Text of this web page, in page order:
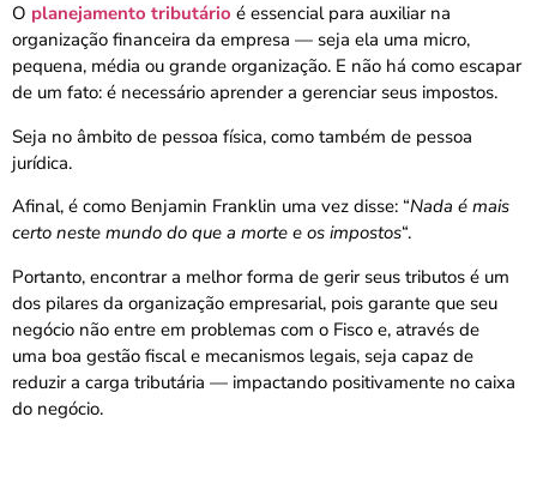
O planejamento tributário é essencial para auxiliar na
organização financeira da empresa — seja ela uma micro,
pequena, média ou grande organização. E não há como escapar
de um fato: é necessário aprender a gerenciar seus impostos.
Seja no âmbito de pessoa física, como também de pessoa
jurídica.
Afinal, é como Benjamin Franklin uma vez disse: “Nada é mais
certo neste mundo do que a morte e os impostos“.
Portanto, encontrar a melhor forma de gerir seus tributos é um
dos pilares da organização empresarial, pois garante que seu
negócio não entre em problemas com o Fisco e, através de
uma boa gestão fiscal e mecanismos legais, seja capaz de
reduzir a carga tributária — impactando positivamente no caixa
do negócio.